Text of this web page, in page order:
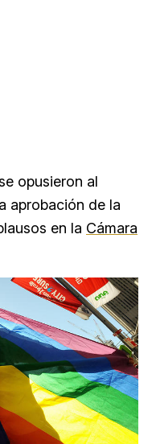
opusieron al
aprobación de la
en la Cámara